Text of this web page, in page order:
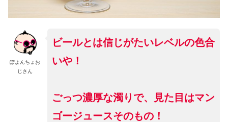
ぽよんちょお
じさん
ビールとは信じがたいレベルの色合
いや！
ごっつ濃厚な濁りで、見た目はマン
ゴージュースそのもの！